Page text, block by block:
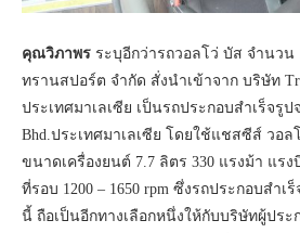
คุณวิภาพร ระบุอีกว่ารถวอลโว่ บัส จำนว
ทรานสปอร์ต จำกัด สั่งนำเข้าจาก บริษัท
ประเทศมาเลเซีย เป็นรถประกอบสำเร็จรูป
Bhd.ประเทศมาเลเซีย โดยใช้แชสซีส์ วอล
ขนาดเครื่องยนต์ 7.7 ลิตร 330 แรงม้า แร
ที่รอบ 1200 – 1650 rpm ซึ่งรถประกอบสำเ
นี้ ถือเป็นอีกทางเลือกหนึ่งให้กับบริษัทผู้ประ